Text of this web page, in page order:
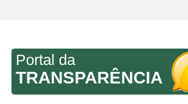
Portal da
TRANSPARÊNCIA